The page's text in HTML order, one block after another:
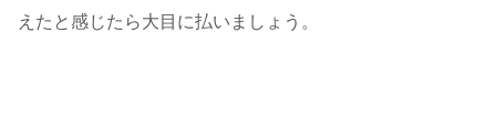
えたと感じたら大目に払いましょう。